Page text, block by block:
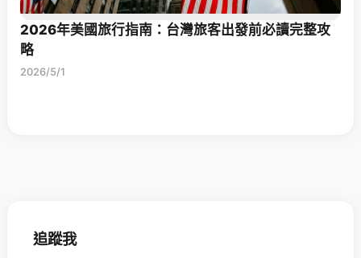
2026年美國旅行指南：台灣旅客出發前必讀完整攻
略
2026/5/1
追蹤我